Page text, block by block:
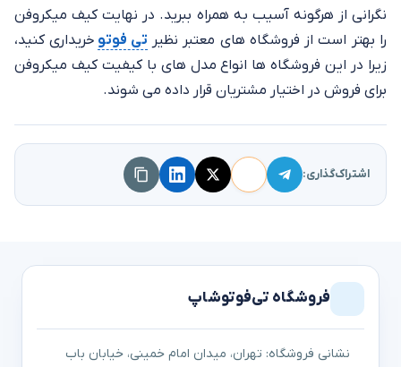
نگرانی از هرگونه آسیب به همراه ببرید. در نهایت کیف میکروفن
را بهتر است از فروشگاه های معتبر نظیر تی فوتو خریداری کنید،
زیرا در این فروشگاه ها انواع مدل های با کیفیت کیف میکروفن
برای فروش در اختیار مشتریان قرار داده می شوند.
اشتراک‌گذاری:
فروشگاه تی‌فوتوشاپ
نشانی فروشگاه: تهران، میدان امام خمینی، خیابان باب